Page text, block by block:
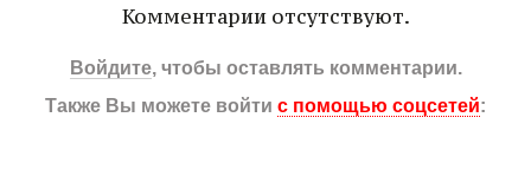
Комментарии отсутствуют.
Войдите, чтобы оставлять комментарии.
Также Вы можете войти с помощью соцсетей: